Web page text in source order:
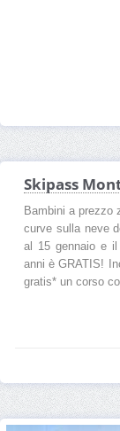
Skipass
Bambini a prezzo
curve sulla neve
al 15 gennaio e
anni è GRATIS!
gratis* un corso